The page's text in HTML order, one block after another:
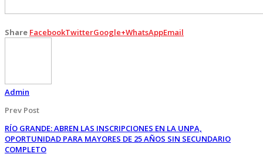
Share FacebookTwitterGoogle+WhatsAppEmail
Admin
Prev Post
RÍO GRANDE: ABREN LAS INSCRIPCIONES EN LA UNPA,
OPORTUNIDAD PARA MAYORES DE 25 AÑOS SIN SECUNDARIO
COMPLETO